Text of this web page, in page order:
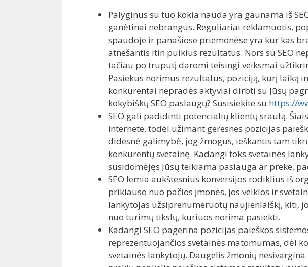
Palyginus su tuo kokia nauda yra gaunama iš
ganėtinai nebrangus. Reguliariai reklamuotis,
spaudoje ir panašiose priemonėse yra kur kas
atnešantis itin puikius rezultatus. Nors su SEO
tačiau po truputį daromi teisingi veiksmai
Pasiekus norimus rezultatus, poziciją, kurį laiką
konkurentai nepradės aktyviai dirbti su Jūsų
kokybiškų SEO paslaugų? Susisiekite su https://
SEO gali padidinti potencialių klientų srautą.
internete, todėl užimant geresnes pozicijas
didesnė galimybė, jog žmogus, ieškantis tam
konkurentų svetainę. Kadangi toks svetainės
susidomėjęs Jūsų teikiama paslauga ar preke,
SEO lemia aukštesnius konversijos rodiklius iš
priklauso nuo pačios įmonės, jos veiklos ir
lankytojas užsiprenumeruotų naujienlaiškį, kiti,
nuo turimų tikslų, kuriuos norima pasiekti.
Kadangi SEO pagerina pozicijas paieškos
reprezentuojančios svetainės matomumas, dėl
svetainės lankytojų. Daugelis žmonių